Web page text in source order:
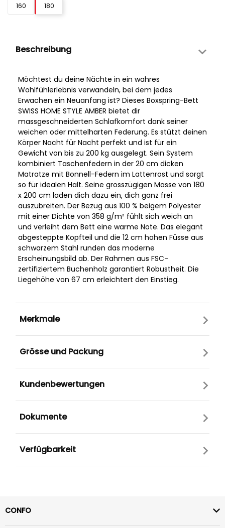
160 180
Beschreibung
Möchtest du deine Nächte in ein wahres
Wohlfühlerlebnis verwandeln, bei dem jedes
Erwachen ein Neuanfang ist? Dieses Boxspring-Bett
SWISS HOME STYLE AMBER bietet dir
massgeschneiderten Schlafkomfort dank seiner
weichen oder mittelharten Federung. Es stützt deinen
Körper Nacht für Nacht perfekt und ist für ein
Gewicht von bis zu 200 kg ausgelegt. Sein System
kombiniert Taschenfedern in der 20 cm dicken
Matratze mit Bonnell-Federn im Lattenrost und sorgt
so für idealen Halt. Seine grosszügigen Masse von 180
x 200 cm laden dich dazu ein, dich ganz frei
auszubreiten. Der Bezug aus 100 % beigem Polyester
mit einer Dichte von 358 g/m² fühlt sich weich an
und verleiht dem Bett eine warme Note. Das elegant
abgesteppte Kopfteil und die 12 cm hohen Füsse aus
schwarzem Stahl runden das moderne
Erscheinungsbild ab. Der Rahmen aus FSC-
zertifiziertem Buchenholz garantiert Robustheit. Die
Liegehöhe von 67 cm erleichtert den Einstieg.
Merkmale
Grösse und Packung
Kundenbewertungen
Dokumente
Verfügbarkeit
CONFO